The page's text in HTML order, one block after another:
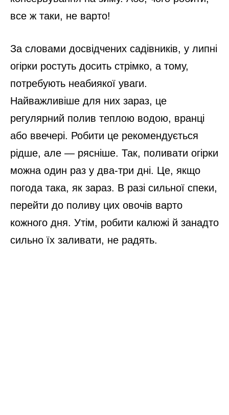
все ж таки, не варто!
За словами досвідчених садівників, у липні
огірки ростуть досить стрімко, а тому,
потребують неабиякої уваги.
Найважливіше для них зараз, це
регулярний полив теплою водою, вранці
або ввечері. Робити це рекомендується
рідше, але — рясніше. Так, поливати огірки
можна один раз у два-три дні. Це, якщо
погода така, як зараз. В разі сильної спеки,
перейти до поливу цих овочів варто
кожного дня. Утім, робити калюжі й занадто
сильно їх заливати, не радять.